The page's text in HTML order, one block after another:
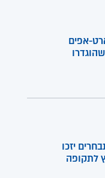
אפים
יזכו
לתקופה